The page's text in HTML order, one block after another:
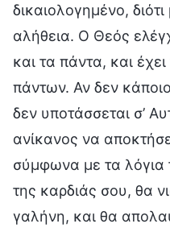
δικαιολογημένο,
αλήθεια. Ο Θεός
και τα πάντα, και
πάντων. Αν δεν
δεν υποτάσσεται σ’
ανίκανος να
σύμφωνα με τα λόγια
της καρδιάς σου, θα
γαλήνη, και θα